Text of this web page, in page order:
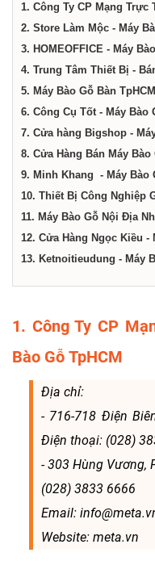
Thành
phố
Hồ
Minh
1. Công Ty CP Mạng Trực
2. Store Làm Mộc - Máy
3. HOMEOFFICE - Máy
4. Trung Tâm Thiết Bị -
5. Máy Bào Gỗ Bàn
6. Công Cụ Tốt - Máy Bào
7. Cửa hàng Bigshop -
8. Cửa Hàng Bán Máy
9. Minh Khang - Máy Bào
10. Thiết Bị Công Nghiệp
11. Máy Bào Gỗ Nội Địa
12. Cửa Hàng Ngọc Kiều -
13. Ketnoitieudung - Máy
1. Công Ty CP
Bào Gỗ TpHCM
Địa chỉ:
- 716-718 Điện
Điện thoại: (028)
- 303 Hùng Vương,
(028) 3833 6666
Email:
Website: meta.vn